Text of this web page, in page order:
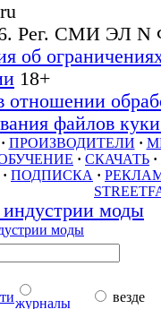
Рег. СМИ ЭЛ N
об
18+
отношении
файлов
· ПРОИЗВОДИТЕЛИ ·
· СКАЧАТЬ ·
· ПОДПИСКА ·
индустрии моды
журналы
везде